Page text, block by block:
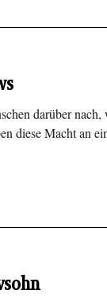
darüber
diese Macht an